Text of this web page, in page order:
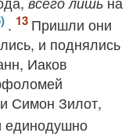
. Пришли они
и поднялись
Иаков
Симон Зилот,
единодушно